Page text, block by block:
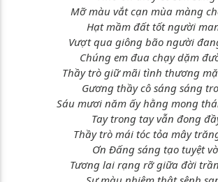
Mỡ màu vắt cạn mùa màng
Hạt mầm đất tốt người
Vượt qua giông bão người
Chúng em đua chạy dặm
Thầy trò giữ mãi tình thương
Gương thầy cô sáng sáng
Sáu mươi năm ấy hằng mong
Tay trong tay vẫn đong
Thầy trò mái tóc tỏa mây
Ơn Đấng sáng tạo tuyệt
Tương lai rạng rỡ giữa đời